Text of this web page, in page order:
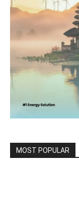
MOST POPULAR